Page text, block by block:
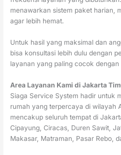
menawarkan sistem paket harian,
agar lebih hemat.
Untuk hasil yang maksimal dan
bisa konsultasi lebih dulu dengan
layanan yang paling cocok
Area Layanan Kami di Jakarta
Siaga Service System hadir untuk
rumah yang terpercaya di wilayah
mencakup seluruh tempat di
Cipayung, Ciracas, Duren Sawit,
Makasar, Matraman, Pasar Rebo,